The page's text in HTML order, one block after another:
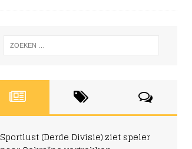
Sportlust (Derde Divisie) ziet speler